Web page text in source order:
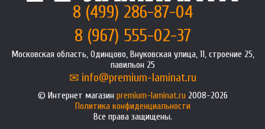
8 (499) 286-87-04
8 (967) 555-02-37
Московская область, Одинцово, Внуковская улица, 11, строение 25,
павильон 25
info@premium-laminat.ru
Интернет магазин premium-laminat.ru2008-2026
Политика конфиденциальности
Все права защищены.